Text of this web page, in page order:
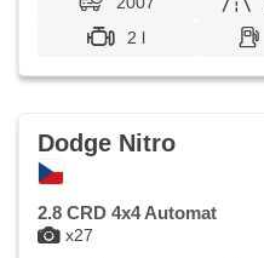
2 l
x27
Dodge Nitro
2.8 CRD 4x4 Automat